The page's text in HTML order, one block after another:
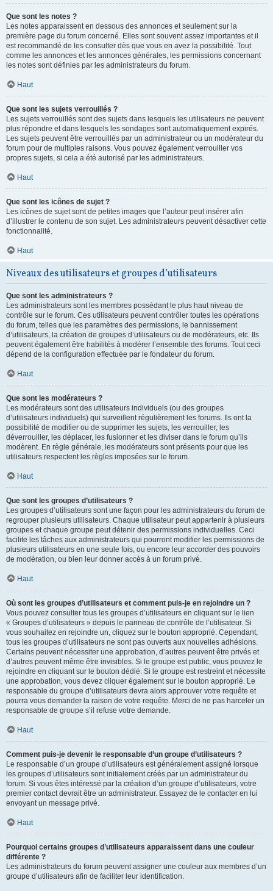
Que sont les notes ?
Les notes apparaissent en dessous des annonces et seulement sur la
première page du forum concerné. Elles sont souvent assez importantes et il
est recommandé de les consulter dès que vous en avez la possibilité. Tout
comme les annonces et les annonces générales, les permissions concernant
les notes sont définies par les administrateurs du forum.
Haut
Que sont les sujets verrouillés ?
Les sujets verrouillés sont des sujets dans lesquels les utilisateurs ne peuvent
plus répondre et dans lesquels les sondages sont automatiquement expirés.
Les sujets peuvent être verrouillés par un administrateur ou un modérateur du
forum pour de multiples raisons. Vous pouvez également verrouiller vos
propres sujets, si cela a été autorisé par les administrateurs.
Haut
Que sont les icônes de sujet ?
Les icônes de sujet sont de petites images que l’auteur peut insérer afin
d’illustrer le contenu de son sujet. Les administrateurs peuvent désactiver cette
fonctionnalité.
Haut
Niveaux des utilisateurs et groupes d’utilisateurs
Que sont les administrateurs ?
Les administrateurs sont les membres possédant le plus haut niveau de
contrôle sur le forum. Ces utilisateurs peuvent contrôler toutes les opérations
du forum, telles que les paramètres des permissions, le bannissement
d’utilisateurs, la création de groupes d’utilisateurs ou de modérateurs, etc. Ils
peuvent également être habilités à modérer l’ensemble des forums. Tout ceci
dépend de la configuration effectuée par le fondateur du forum.
Haut
Que sont les modérateurs ?
Les modérateurs sont des utilisateurs individuels (ou des groupes
d’utilisateurs individuels) qui surveillent régulièrement les forums. Ils ont la
possibilité de modifier ou de supprimer les sujets, les verrouiller, les
déverrouiller, les déplacer, les fusionner et les diviser dans le forum qu’ils
modèrent. En règle générale, les modérateurs sont présents pour que les
utilisateurs respectent les règles imposées sur le forum.
Haut
Que sont les groupes d’utilisateurs ?
Les groupes d’utilisateurs sont une façon pour les administrateurs du forum de
regrouper plusieurs utilisateurs. Chaque utilisateur peut appartenir à plusieurs
groupes et chaque groupe peut détenir des permissions individuelles. Ceci
facilite les tâches aux administrateurs qui pourront modifier les permissions de
plusieurs utilisateurs en une seule fois, ou encore leur accorder des pouvoirs
de modération, ou bien leur donner accès à un forum privé.
Haut
Où sont les groupes d’utilisateurs et comment puis-je en rejoindre un ?
Vous pouvez consulter tous les groupes d’utilisateurs en cliquant sur le lien
« Groupes d’utilisateurs » depuis le panneau de contrôle de l’utilisateur. Si
vous souhaitez en rejoindre un, cliquez sur le bouton approprié. Cependant,
tous les groupes d’utilisateurs ne sont pas ouverts aux nouvelles adhésions.
Certains peuvent nécessiter une approbation, d’autres peuvent être privés et
d’autres peuvent même être invisibles. Si le groupe est public, vous pouvez le
rejoindre en cliquant sur le bouton dédié. Si le groupe est restreint et nécessite
une approbation, vous devez cliquer également sur le bouton approprié. Le
responsable du groupe d’utilisateurs devra alors approuver votre requête et
pourra vous demander la raison de votre requête. Merci de ne pas harceler un
responsable de groupe s’il refuse votre demande.
Haut
Comment puis-je devenir le responsable d’un groupe d’utilisateurs ?
Le responsable d’un groupe d’utilisateurs est généralement assigné lorsque
les groupes d’utilisateurs sont initialement créés par un administrateur du
forum. Si vous êtes intéressé par la création d’un groupe d’utilisateurs, votre
premier contact devrait être un administrateur. Essayez de le contacter en lui
envoyant un message privé.
Haut
Pourquoi certains groupes d’utilisateurs apparaissent dans une couleur
différente ?
Les administrateurs du forum peuvent assigner une couleur aux membres d’un
groupe d’utilisateurs afin de faciliter leur identification.